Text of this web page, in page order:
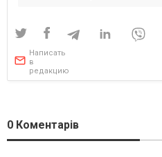
Написать
в
редакцию
0 Коментарів